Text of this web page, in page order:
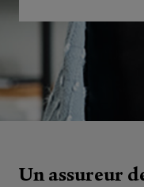
Un assureur